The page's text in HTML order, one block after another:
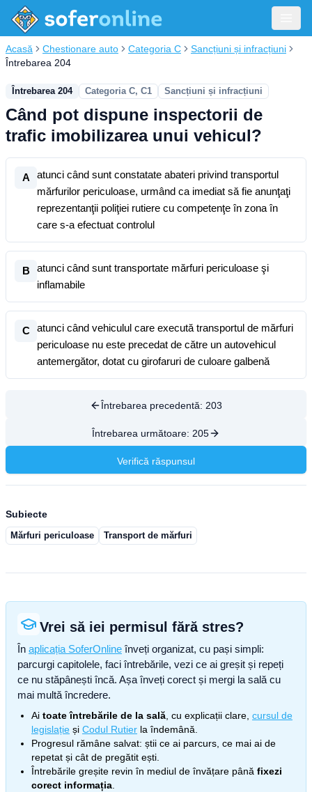
Acasă Chestionare auto Categoria C
Sancțiuni și infracțiuni
Întrebarea 204
Întrebarea 204 Categoria C, C1 Sancțiuni și infracțiuni
Când pot dispune inspectorii de
trafic imobilizarea unui vehicul?
A
atunci când sunt constatate abateri privind transportul
mărfurilor periculoase, urmând ca imediat să fie anunţaţi
reprezentanţii poliţiei rutiere cu competenţe în zona în
care s-a efectuat controlul
B
atunci când sunt transportate mărfuri periculoase şi
inflamabile
C
atunci când vehiculul care execută transportul de mărfuri
periculoase nu este precedat de către un autovehicul
antemergător, dotat cu girofaruri de culoare galbenă
Întrebarea precedentă: 203
Întrebarea următoare: 205
Verifică răspunsul
Subiecte
Mărfuri periculoase Transport de mărfuri
Vrei să iei permisul fără stres?
În aplicația SoferOnline înveți organizat, cu pași simpli:
parcurgi capitolele, faci întrebările, vezi ce ai greșit și repeți
ce nu stăpânești încă. Așa înveți corect și mergi la sală cu
mai multă încredere.
Ai toate întrebările de la sală , cu explicații clare, cursul de
legislație și Codul Rutier la îndemână.
Progresul rămâne salvat: știi ce ai parcurs, ce mai ai de
repetat și cât de pregătit ești.
Întrebările greșite revin în mediul de învățare până fixezi
corect informația